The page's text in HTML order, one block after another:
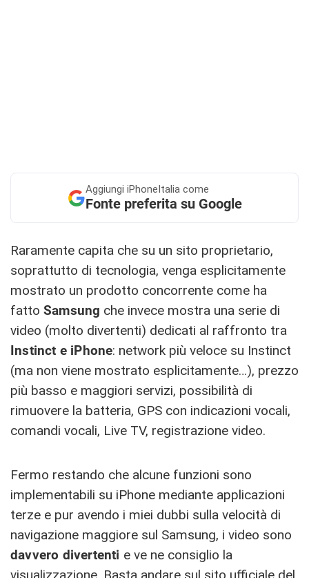
Aggiungi iPhoneItalia come
Fonte preferita su Google
Raramente capita che su un sito proprietario,
soprattutto di tecnologia, venga esplicitamente
mostrato un prodotto concorrente come ha
fatto Samsung che invece mostra una serie di
video (molto divertenti) dedicati al raffronto tra
Instinct e iPhone: network più veloce su Instinct
(ma non viene mostrato esplicitamente…), prezzo
più basso e maggiori servizi, possibilità di
rimuovere la batteria, GPS con indicazioni vocali,
comandi vocali, Live TV, registrazione video.
Fermo restando che alcune funzioni sono
implementabili su iPhone mediante applicazioni
terze e pur avendo i miei dubbi sulla velocità di
navigazione maggiore sul Samsung, i video sono
davvero divertenti e ve ne consiglio la